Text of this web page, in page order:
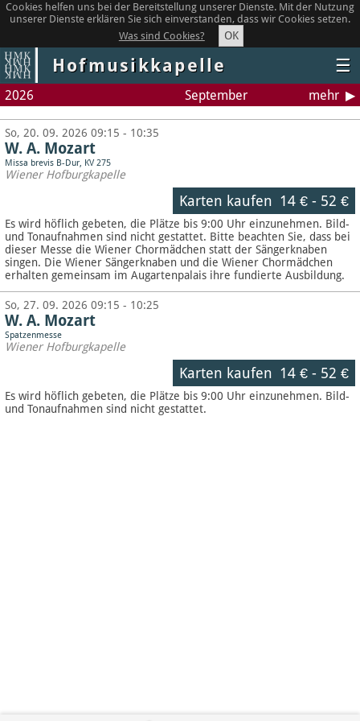
Cookies helfen uns bei der Bereitstellung unserer Dienste. Mit der Nutzung
unserer Dienste erklären Sie sich einverstanden, dass wir Cookies setzen.
Was sind Cookies?
OK
Hofmusikkapelle ☰
2026 September mehr
So, 20. 09. 2026 09:15 - 10:35
W. A. Mozart
Missa brevis B-Dur, KV 275
Wiener Hofburgkapelle
Karten kaufen 14 €- 52 €
Es wird höflich gebeten, die Plätze bis 9:00 Uhr einzunehmen. Bild-
und Tonaufnahmen sind nicht gestattet. Bitte beachten Sie, dass bei
dieser Messe die Wiener Chormädchen statt der Sängerknaben
singen. Die Wiener Sängerknaben und die Wiener Chormädchen
erhalten gemeinsam im Augartenpalais ihre fundierte Ausbildung.
So, 27. 09. 2026 09:15 - 10:25
W. A. Mozart
Spatzenmesse
Wiener Hofburgkapelle
Karten kaufen 14 €- 52 €
Es wird höflich gebeten, die Plätze bis 9:00 Uhr einzunehmen. Bild-
und Tonaufnahmen sind nicht gestattet.